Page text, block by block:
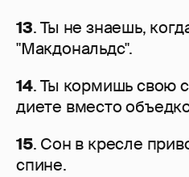
13. Ты не знаешь,
"Макдональдс".
14. Ты кормишь свою
диете вместо
15. Сон в кресле
спине.